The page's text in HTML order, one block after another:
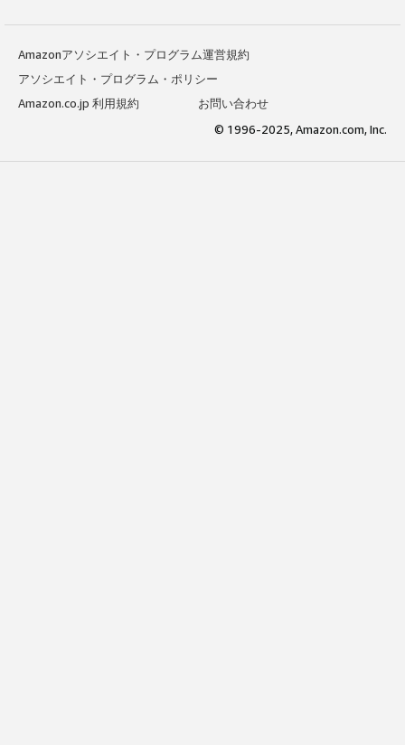
Amazonアソシエイト・プログラム運営規約
アソシエイト・プログラム・ポリシー
Amazon.co.jp 利用規約
お問い合わせ
© 1996-2025, Amazon.com, Inc.